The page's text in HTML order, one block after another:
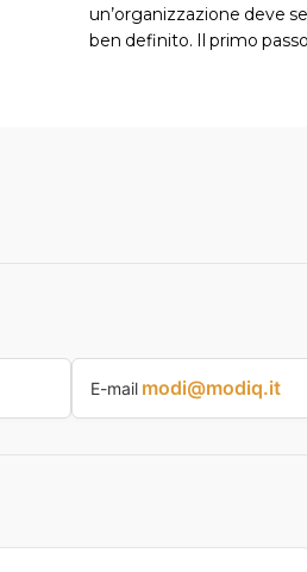
un’organizzazione deve
ben definito. Il primo
E-mail modi@modiq.it